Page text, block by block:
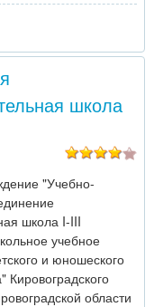
школа
"Учебно-
школа I-III
учебное
и юношеского
Кировоградского
области